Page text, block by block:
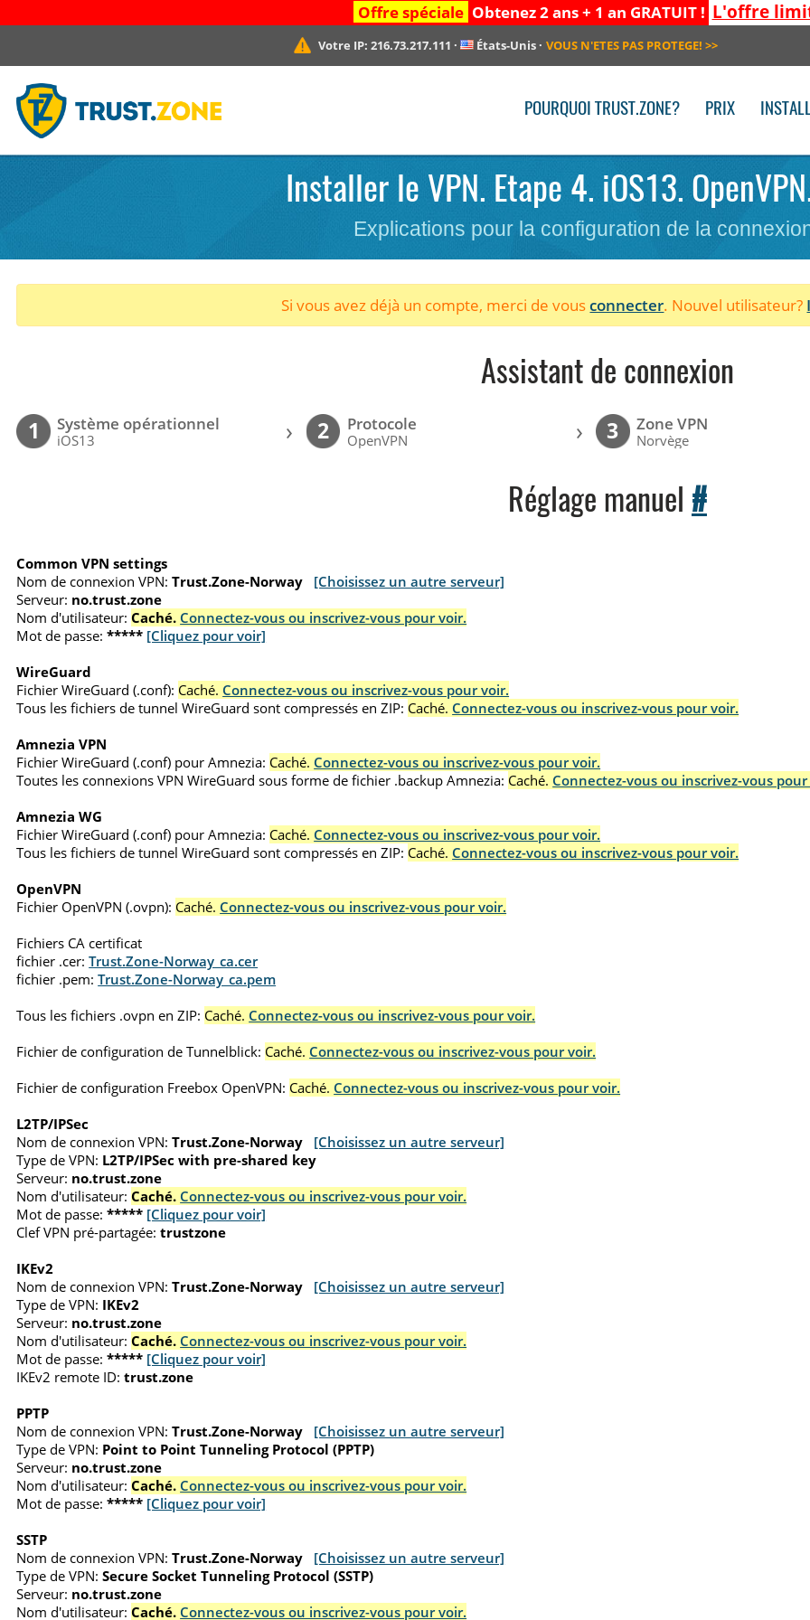
Offre spéciale Obtenez 2 ans + 1 an GRATUIT ! L'offre
Votre IP: 216.73.217.111 · États-Unis· VOUS N'ETES PAS PROTEGE! >>
POURQUOI TRUST.ZONE? PRIX
Installer le VPN. Etape 4. iOS13.
Explications pour la configuration de la
Si vous avez déjà un compte, merci de vousconnecter. Nouvel utilisateur?
Assistant de connexion
1 Système opérationnel
iOS13 › 2 Protocole
OpenVPN › 3 Zone VPN
Norvège
Réglage manuel #
Common VPN settings
Nom de connexion VPN: Trust.Zone-Norway
[Choisissez un autre serveur]
Serveur: no.trust.zone
Nom d'utilisateur: Caché. Connectez-vous ou inscrivez-vous pour voir.
Mot de passe: ***** [Cliquez pour voir]
WireGuard
Fichier WireGuard (.conf): Caché. Connectez-vous ou inscrivez-vous pour voir.
Tous les fichiers de tunnel WireGuard sont compressés en ZIP: Caché. Connectez-vous ou inscrivez-vous pour voir.
Amnezia VPN
Fichier WireGuard (.conf) pour Amnezia: Caché. Connectez-vous ou inscrivez-vous pour voir.
Toutes les connexions VPN WireGuard sous forme de fichier .backup Amnezia: Caché. Connectez-vous ou inscrivez-vous
Amnezia WG
Fichier WireGuard (.conf) pour Amnezia: Caché. Connectez-vous ou inscrivez-vous pour voir.
Tous les fichiers de tunnel WireGuard sont compressés en ZIP: Caché. Connectez-vous ou inscrivez-vous pour voir.
OpenVPN
Fichier OpenVPN (.ovpn): Caché. Connectez-vous ou inscrivez-vous pour voir.
Fichiers CA certificat
fichier .cer: Trust.Zone-Norway_ca.cer
fichier .pem: Trust.Zone-Norway_ca.pem
Tous les fichiers .ovpn en ZIP: Caché. Connectez-vous ou inscrivez-vous pour voir.
Fichier de configuration de Tunnelblick: Caché. Connectez-vous ou inscrivez-vous pour voir.
Fichier de configuration Freebox OpenVPN: Caché. Connectez-vous ou inscrivez-vous pour voir.
L2TP/IPSec
Nom de connexion VPN: Trust.Zone-Norway
[Choisissez un autre serveur]
Type de VPN: L2TP/IPSec with pre-shared key
Serveur: no.trust.zone
Nom d'utilisateur: Caché. Connectez-vous ou inscrivez-vous pour voir.
Mot de passe: ***** [Cliquez pour voir]
Clef VPN pré-partagée: trustzone
IKEv2
Nom de connexion VPN: Trust.Zone-Norway
[Choisissez un autre serveur]
Type de VPN: IKEv2
Serveur: no.trust.zone
Nom d'utilisateur: Caché. Connectez-vous ou inscrivez-vous pour voir.
Mot de passe: ***** [Cliquez pour voir]
IKEv2 remote ID: trust.zone
PPTP
Nom de connexion VPN: Trust.Zone-Norway
[Choisissez un autre serveur]
Type de VPN: Point to Point Tunneling Protocol (PPTP)
Serveur: no.trust.zone
Nom d'utilisateur: Caché. Connectez-vous ou inscrivez-vous pour voir.
Mot de passe: ***** [Cliquez pour voir]
SSTP
Nom de connexion VPN: Trust.Zone-Norway
[Choisissez un autre serveur]
Type de VPN: Secure Socket Tunneling Protocol (SSTP)
Serveur: no.trust.zone
Nom d'utilisateur: Caché. Connectez-vous ou inscrivez-vous pour voir.